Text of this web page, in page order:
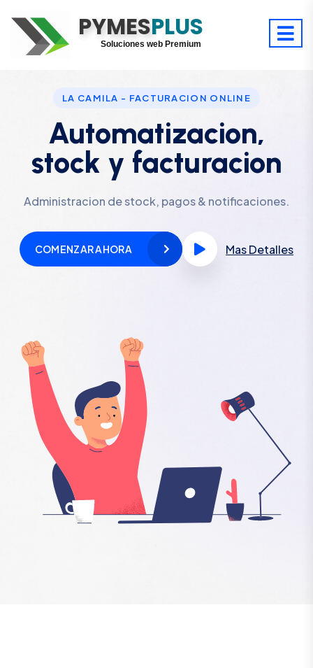
PYMESPLUS
Digitaliza tu éxito
Soluciones web Premium
LA CAMILA - FACTURACION ONLINE
Automatizacion,
stock y facturacion
Administracion de stock, pagos & notificaciones.
COMENZAR AHORA Mas Detalles